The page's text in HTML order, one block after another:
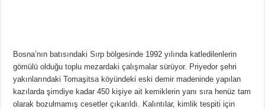
Bosna’nın batısındaki Sırp bölgesinde 1992 yılında katledilenlerin
gömülü olduğu toplu mezardaki çalışmalar sürüyor. Priyedor şehri
yakınlarındaki Tomaşitsa köyündeki eski demir madeninde yapılan
kazılarda şimdiye kadar 450 kişiye ait kemiklerin yanı sıra henüz tam
olarak bozulmamış cesetler çıkarıldı. Kalıntılar, kimlik tespiti için